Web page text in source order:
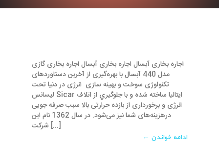
اجاره بخاری آبسال اجاره بخاری آبسال اجاره ﺑﺨﺎری گازی
مدل 440 آبسال با بهره‌گيری از آخرين دستاوردهای
تكنولوژی سوخت و بهينه سازی انرژی در دنيا تحت
ليسانس Sicar ايتاليا ساخته شده و با جلوگيري از اتلاف
انرژی و برخورداری از بازده حرارتی بالا سبب صرفه جويی
درهزينه‌های شما نيز می‌شود. در سال 1362 نام این
شرکت [...]
ادامه خواندن ←